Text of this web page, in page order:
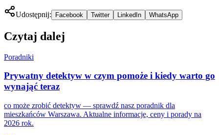
Udostępnij: Facebook Twitter LinkedIn WhatsApp
Czytaj dalej
Poradniki
Prywatny detektyw w czym pomoże i kiedy warto go
wynająć teraz
co może zrobić detektyw — sprawdź nasz poradnik dla
mieszkańców Warszawa. Aktualne informacje, ceny i porady na
2026 rok.